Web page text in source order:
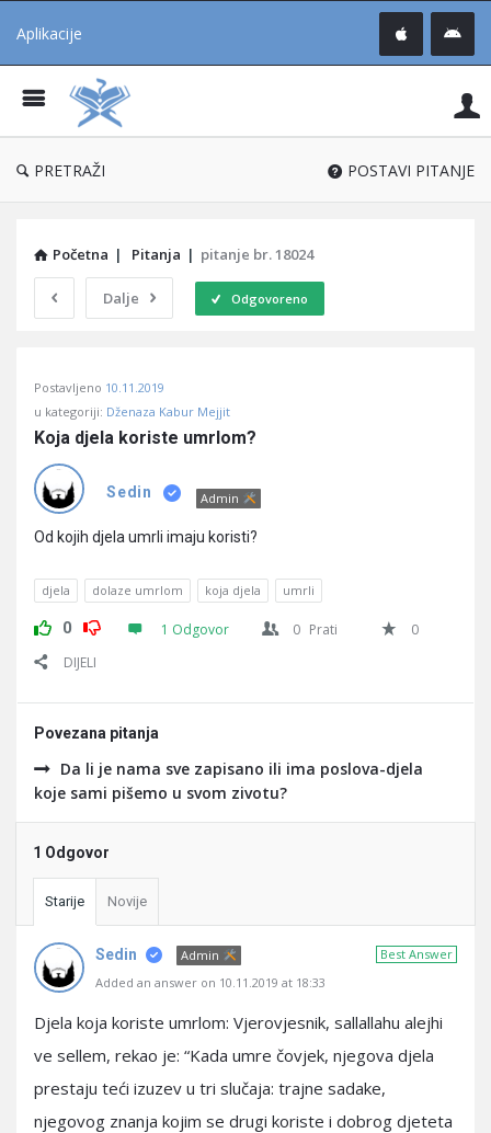
Aplikacije
®
PRETRAŽI POSTAVI PITANJE
Početna | Pitanja | pitanje br. 18024
Dalje Odgovoreno
Učene
Latest
Pitanja
Postavljeno 10.11.2019
u kategoriji: Dženaza Kabur Mejjit
Koja djela koriste umrlom?
Sedin Admin
Od kojih djela umrli imaju koristi?
djela dolaze umrlom koja djela umrli
0 1 Odgovor 0 Prati
0
DIJELI
Povezana pitanja
Da li je nama sve zapisano ili ima poslova-djela
koje sami pišemo u svom zivotu?
1 Odgovor
Starije Novije
Best Answer
Sedin
Admin
Added an answer on 10.11.2019 at 18:33
Djela koja koriste umrlom: Vjerovjesnik, sallallahu alejhi
ve sellem, rekao je: “Kada umre čovjek, njegova djela
prestaju teći izuzev u tri slučaja: trajne sadake,
njegovog znanja kojim se drugi koriste i dobrog djeteta